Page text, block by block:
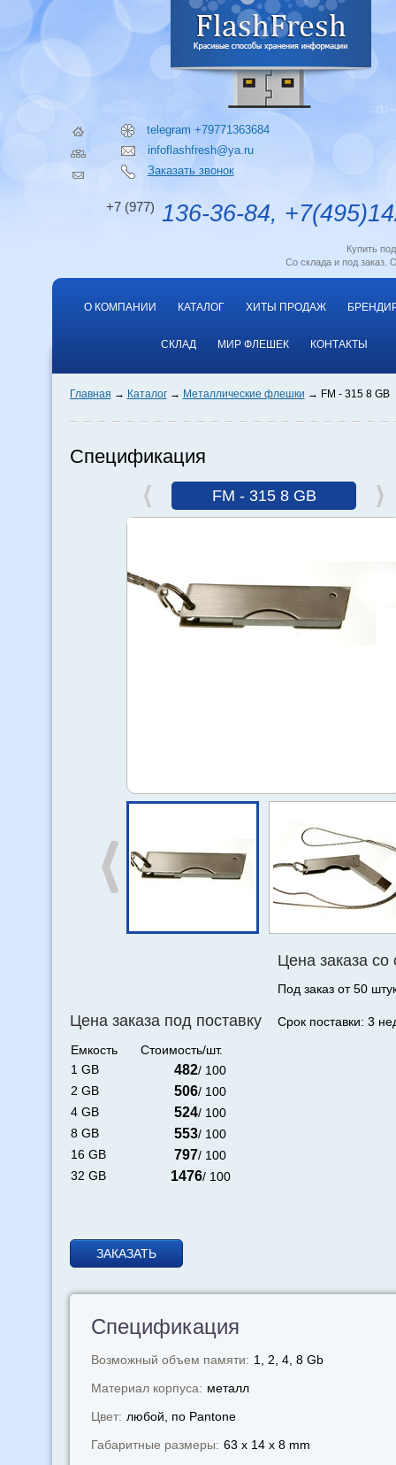
telegram +79771363684
infoflashfresh@ya.ru
Заказать звонок
+7 (977) 136-36-84,
Купить
Со склада и под заказ.
О КОМПАНИИ КАТАЛОГ ХИТЫ ПРОДАЖ
СКЛАД МИР ФЛЕШЕК КОНТАКТЫ
Главная Каталог Металлические флешки FM - 315 8 GB
Спецификация
FM - 315 8 GB
Цена заказа под поставку
Емкость
Стоимость/шт.
1 GB
482/ 100
2 GB
506/ 100
4 GB
524/ 100
8 GB
553/ 100
16 GB
797/ 100
32 GB
1476/ 100
Цена заказа со
Под заказ от 50
Срок поставки: 3
ЗАКАЗАТЬ
Спецификация
Возможный объем памяти: 1, 2, 4, 8 Gb
Материал корпуса: металл
Цвет: любой, по Pantone
Габаритные размеры: 63 x 14 x 8 mm